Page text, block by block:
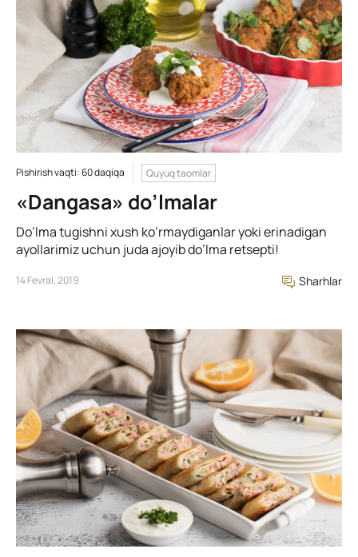
Pishirish vaqti: 60 daqiqa Quyuq taomlar
«Dangasa» do’lmalar
Do’lma tugishni xush ko’rmaydiganlar yoki erinadigan
ayollarimiz uchun juda ajoyib do’lma retsepti!
14 Fevral, 2019 Sharhlar